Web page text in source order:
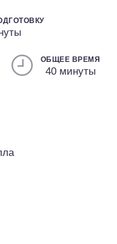
ОБЩЕЕ ВРЕМЯ
40 минуты